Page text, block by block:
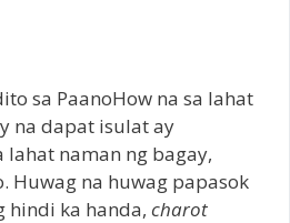
sa PaanoHow na sa lahat
na dapat isulat ay
lahat naman ng bagay,
Huwag na huwag papasok
hindi ka handa, charot